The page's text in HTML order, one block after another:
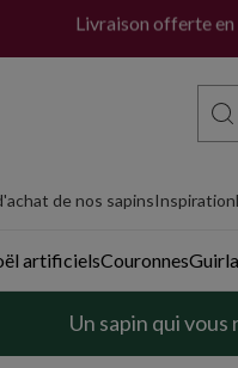
Livraison offerte
de nos sapinsInspiration
artificielsCouronnes
Un sapin qui vous